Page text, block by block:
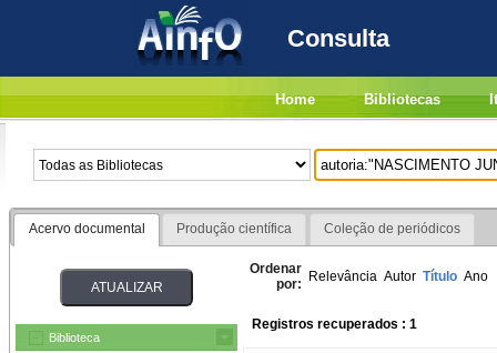
Consulta
Home Bibliotecas
Acervo documental Produção científica Coleção de periódicos
Biblioteca
Ordenar
por: Relevância Autor Título Ano
Registros recuperados : 1